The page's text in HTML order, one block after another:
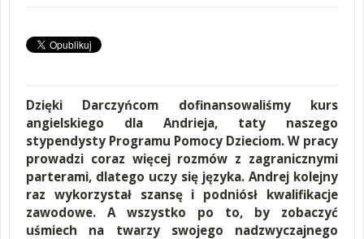
Dzięki Darczyńcom dofinansowaliśmy kurs
angielskiego dla Andrieja, taty naszego
stypendysty Programu Pomocy Dzieciom. W pracy
prowadzi coraz więcej rozmów z zagranicznymi
parterami, dlatego uczy się języka. Andrej kolejny
raz wykorzystał szansę i podniósł kwalifikacje
zawodowe. A wszystko po to, by zobaczyć
uśmiech na twarzy swojego nadzwyczajnego